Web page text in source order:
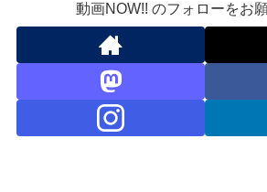
動画NOW!! のフォローをお